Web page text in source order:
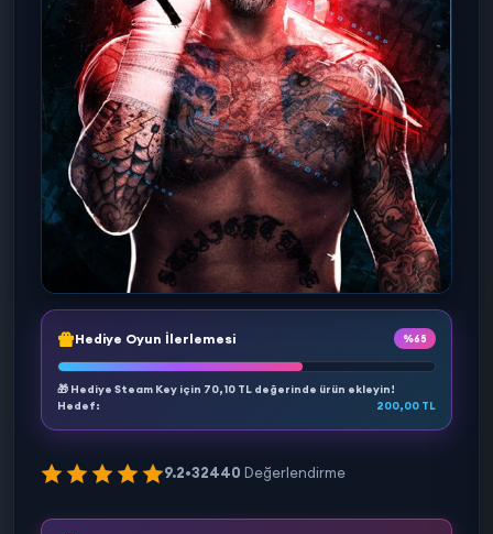
Hediye Oyun İlerlemesi %65
🎁 Hediye Steam Key için 70,10 TL değerinde ürün ekleyin!
Hedef:
200,00 TL
9.2•32440 Değerlendirme